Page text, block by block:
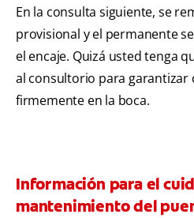
En la consulta siguiente, se
provisional y el permanente
el encaje. Quizá usted tenga
al consultorio para garantizar
firmemente en la boca.
Información para el
mantenimiento del